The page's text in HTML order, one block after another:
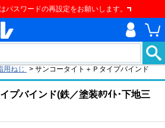
パスワードの再設定をお願いします。
用ねじ > サンコータイト＋Ｐタイプバインド
プバインド(鉄／塗装ﾎﾜｲﾄ･下地三